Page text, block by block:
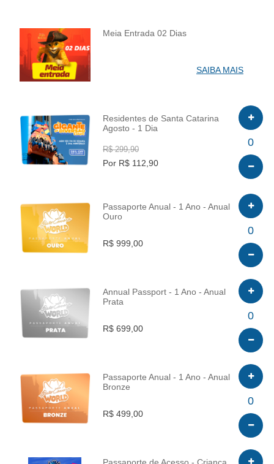
INFO
Meia Entrada 02 Dias
SAIBA MAIS
INFO
Residentes de Santa Catarina
Agosto - 1 Dia
R$ 299,90
Por R$ 112,90
0
INFO
Passaporte Anual - 1 Ano - Anual
Ouro
R$ 999,00
0
INFO
Annual Passport - 1 Ano - Anual
Prata
R$ 699,00
0
INFO
Passaporte Anual - 1 Ano - Anual
Bronze
R$ 499,00
0